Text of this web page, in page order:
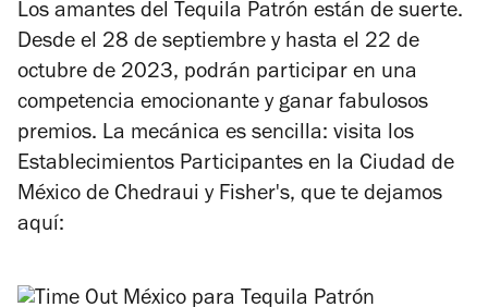
Los amantes del Tequila Patrón están de suerte.
Desde el 28 de septiembre y hasta el 22 de
octubre de 2023, podrán participar en una
competencia emocionante y ganar fabulosos
premios. La mecánica es sencilla: visita los
Establecimientos Participantes en la Ciudad de
México de Chedraui y Fisher's, que te dejamos
aquí: